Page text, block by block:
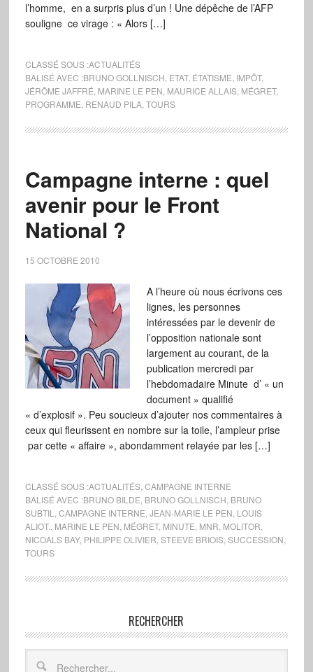
l’homme, en a surpris plus d’un ! Une dépêche de l’AFP
souligne ce virage : « Alors […]
CLASSÉ SOUS :ACTUALITÉS
BALISÉ AVEC :BRUNO GOLLNISCH ETAT, ÉTATISME IMPÔT,
JÉRÔME JAFFRÉ MARINE LE PEN MAURICE ALLAIS, MÉGRET,
PROGRAMME RENAUD PILA, TOURS
Campagne interne : quel
avenir pour le Front
National ?
15 OCTOBRE 2010
A l’heure où nous écrivons ces
lignes, les personnes
intéressées par le devenir de
l’opposition nationale sont
largement au courant, de la
publication mercredi par
l’hebdomadaire Minute d’ « un
document » qualifié
« d’explosif ». Peu soucieux d’ajouter nos commentaires à
ceux qui fleurissent en nombre sur la toile, l’ampleur prise
par cette « affaire », abondamment relayée par les […]
CLASSÉ SOUS :ACTUALITÉS, CAMPAGNE INTERNE
BALISÉ AVEC :BRUNO BILDE BRUNO GOLLNISCH BRUNO
SUBTIL
CAMPAGNE INTERNE JEAN-MARIE LE PEN LOUIS
ALIOT. MARINE LE PEN MÉGRET, MINUTE MNR MOLITOR
NICOALS BAY, PHILIPPE OLIVIER STEEVE BRIOIS, SUCCESSION
TOURS
RECHERCHER